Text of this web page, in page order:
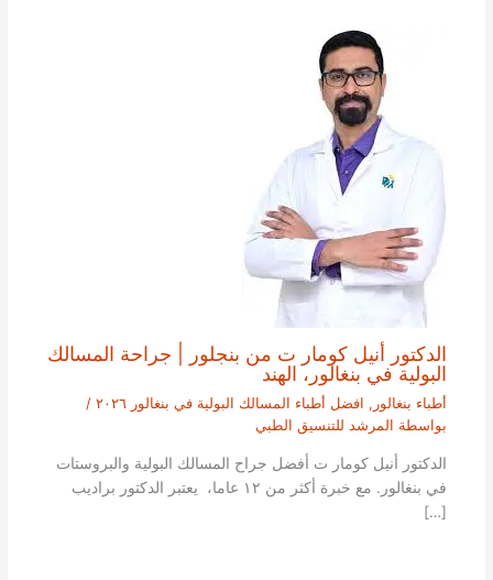
الدكتور أنيل كومار ت من بنجلور | جراحة المسالك
البولية في بنغالور، الهند
أطباء بنغالور , افضل أطباء المسالك البولية في بنغالور ٢٠٢٦
/
بواسطة المرشد للتنسيق الطبي
الدكتور أنيل كومار ت أفضل جراح المسالك البولية والبروستات
في بنغالور. مع خبرة أكثر من ١٢ عاما، يعتبر الدكتور براديب
[…]